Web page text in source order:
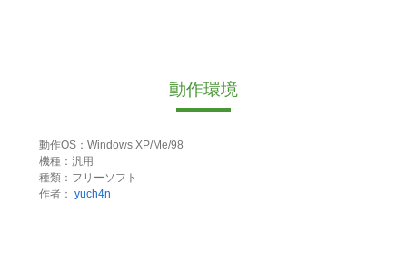
動作環境
動作OS：Windows XP/Me/98
機種：汎用
種類：フリーソフト
作者： yuch4n